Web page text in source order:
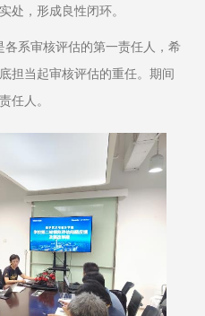
处，形成良性闭环。
各系审核评估的第一责任人，希
担当起审核评估的重任。期间
任人。